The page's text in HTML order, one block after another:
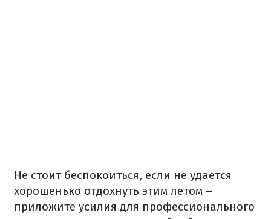
Не стоит беспокоиться, если не удается
хорошенько отдохнуть этим летом –
приложите усилия для профессионального